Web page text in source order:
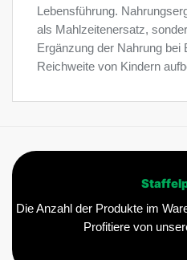
Lebensführung.
als Mahlzeitenersatz,
Ergänzung der Nahrung bei
Reichweite von Kindern
Die Anzahl der Produkte im
Profitiere von